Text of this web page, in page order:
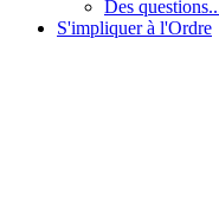
Des
S'impliquer à l'Ordre